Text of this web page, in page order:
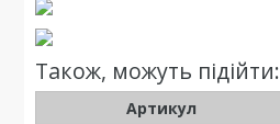
Також, можуть підійти:
Артикул